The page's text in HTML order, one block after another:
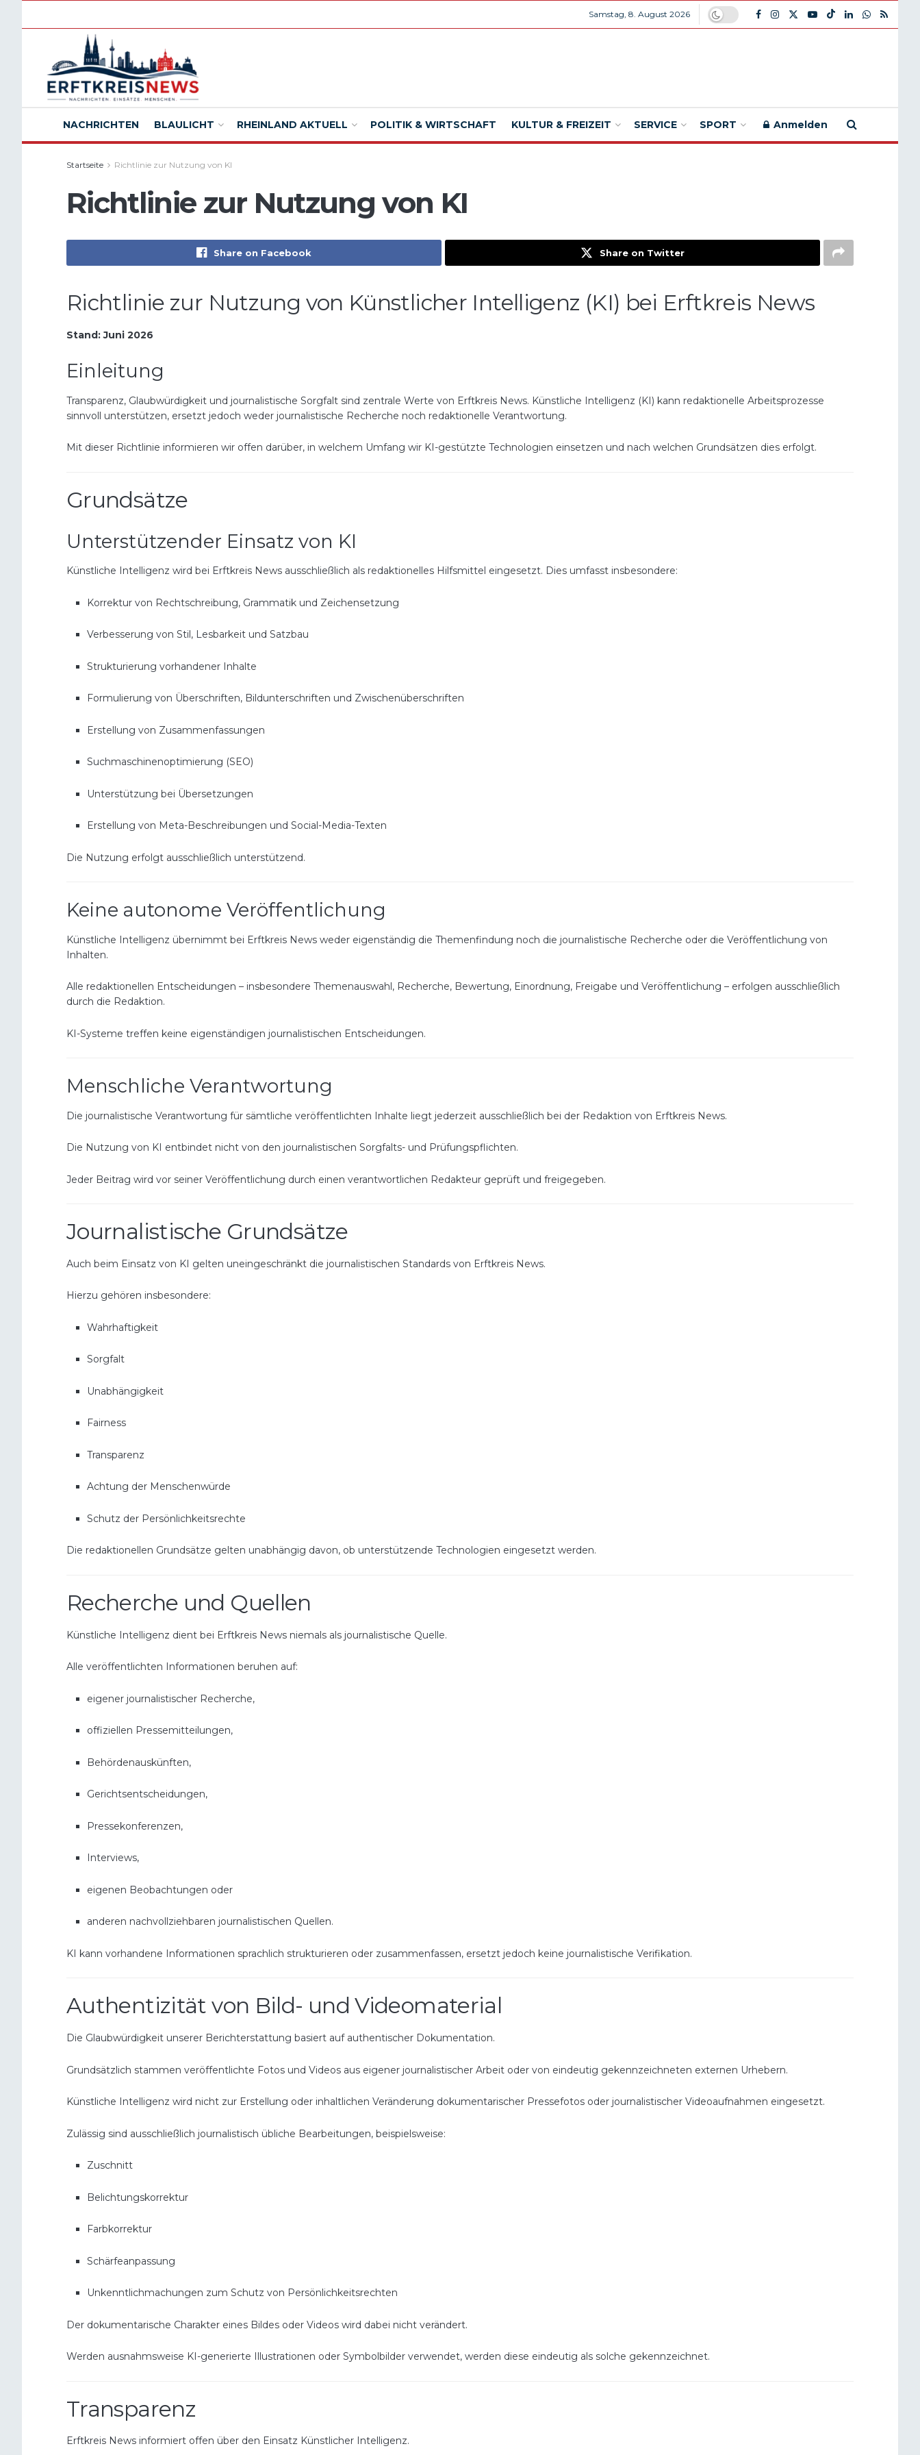
Samstag, 8. August 2026
NACHRICHTEN BLAULICHT RHEINLAND AKTUELL POLITIK & WIRTSCHAFT KULTUR & FREIZEIT SERVICE SPORT Anmelden
Startseite Richtlinie zur Nutzung von KI
Richtlinie zur Nutzung von KI
Share on Facebook Share on Twitter
Richtlinie zur Nutzung von Künstlicher Intelligenz (KI) bei Erftkreis News
Stand: Juni 2026
Einleitung
Transparenz, Glaubwürdigkeit und journalistische Sorgfalt sind zentrale Werte von Erftkreis News. Künstliche Intelligenz (KI) kann redaktionelle Arbeitsprozesse
sinnvoll unterstützen, ersetzt jedoch weder journalistische Recherche noch redaktionelle Verantwortung.
Mit dieser Richtlinie informieren wir offen darüber, in welchem Umfang wir KI-gestützte Technologien einsetzen und nach welchen Grundsätzen dies erfolgt.
Grundsätze
Unterstützender Einsatz von KI
Künstliche Intelligenz wird bei Erftkreis News ausschließlich als redaktionelles Hilfsmittel eingesetzt. Dies umfasst insbesondere:
Korrektur von Rechtschreibung, Grammatik und Zeichensetzung
Verbesserung von Stil, Lesbarkeit und Satzbau
Strukturierung vorhandener Inhalte
Formulierung von Überschriften, Bildunterschriften und Zwischenüberschriften
Erstellung von Zusammenfassungen
Suchmaschinenoptimierung (SEO)
Unterstützung bei Übersetzungen
Erstellung von Meta-Beschreibungen und Social-Media-Texten
Die Nutzung erfolgt ausschließlich unterstützend.
Keine autonome Veröffentlichung
Künstliche Intelligenz übernimmt bei Erftkreis News weder eigenständig die Themenfindung noch die journalistische Recherche oder die Veröffentlichung von
Inhalten.
Alle redaktionellen Entscheidungen – insbesondere Themenauswahl, Recherche, Bewertung, Einordnung, Freigabe und Veröffentlichung – erfolgen ausschließlich
durch die Redaktion.
KI-Systeme treffen keine eigenständigen journalistischen Entscheidungen.
Menschliche Verantwortung
Die journalistische Verantwortung für sämtliche veröffentlichten Inhalte liegt jederzeit ausschließlich bei der Redaktion von Erftkreis News.
Die Nutzung von KI entbindet nicht von den journalistischen Sorgfalts- und Prüfungspflichten.
Jeder Beitrag wird vor seiner Veröffentlichung durch einen verantwortlichen Redakteur geprüft und freigegeben.
Journalistische Grundsätze
Auch beim Einsatz von KI gelten uneingeschränkt die journalistischen Standards von Erftkreis News.
Hierzu gehören insbesondere:
Wahrhaftigkeit
Sorgfalt
Unabhängigkeit
Fairness
Transparenz
Achtung der Menschenwürde
Schutz der Persönlichkeitsrechte
Die redaktionellen Grundsätze gelten unabhängig davon, ob unterstützende Technologien eingesetzt werden.
Recherche und Quellen
Künstliche Intelligenz dient bei Erftkreis News niemals als journalistische Quelle.
Alle veröffentlichten Informationen beruhen auf:
eigener journalistischer Recherche,
offiziellen Pressemitteilungen,
Behördenauskünften,
Gerichtsentscheidungen,
Pressekonferenzen,
Interviews,
eigenen Beobachtungen oder
anderen nachvollziehbaren journalistischen Quellen.
KI kann vorhandene Informationen sprachlich strukturieren oder zusammenfassen, ersetzt jedoch keine journalistische Verifikation.
Authentizität von Bild- und Videomaterial
Die Glaubwürdigkeit unserer Berichterstattung basiert auf authentischer Dokumentation.
Grundsätzlich stammen veröffentlichte Fotos und Videos aus eigener journalistischer Arbeit oder von eindeutig gekennzeichneten externen Urhebern.
Künstliche Intelligenz wird nicht zur Erstellung oder inhaltlichen Veränderung dokumentarischer Pressefotos oder journalistischer Videoaufnahmen eingesetzt.
Zulässig sind ausschließlich journalistisch übliche Bearbeitungen, beispielsweise:
Zuschnitt
Belichtungskorrektur
Farbkorrektur
Schärfeanpassung
Unkenntlichmachungen zum Schutz von Persönlichkeitsrechten
Der dokumentarische Charakter eines Bildes oder Videos wird dabei nicht verändert.
Werden ausnahmsweise KI-generierte Illustrationen oder Symbolbilder verwendet, werden diese eindeutig als solche gekennzeichnet.
Transparenz
Erftkreis News informiert offen über den Einsatz Künstlicher Intelligenz.